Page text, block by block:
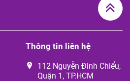
Thông tin liên hệ
112 Nguyễn Đình Chiểu,
Quận 1, TP.HCM